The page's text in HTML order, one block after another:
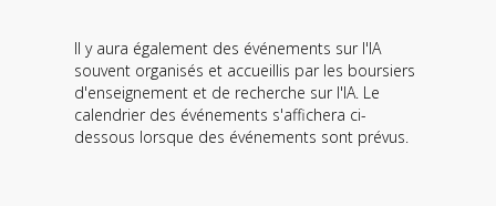
Il y aura également des événements sur l'IA
souvent organisés et accueillis par les boursiers
d'enseignement et de recherche sur l'IA. Le
calendrier des événements s'affichera ci-
dessous lorsque des événements sont prévus.